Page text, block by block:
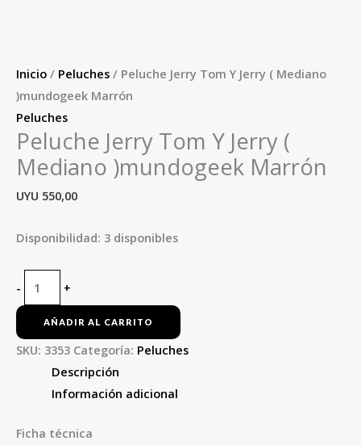
Inicio / Peluches / Peluche Jerry Tom Y Jerry ( Mediano
)mundogeek Marrón
Peluches
Peluche Jerry Tom Y Jerry (
Mediano )mundogeek Marrón
UYU 550,00
Disponibilidad: 3 disponibles
- +
AÑADIR AL CARRITO
SKU: 3353 Categoría: Peluches
Descripción
Información adicional
Ficha técnica